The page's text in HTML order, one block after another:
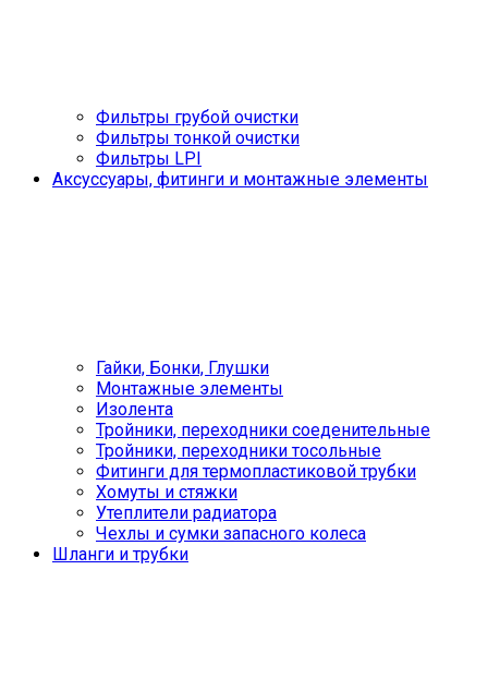
Фильтры грубой очистки
Фильтры тонкой очистки
Фильтры LPI
Аксуссуары, фитинги и монтажные элементы
Гайки, Бонки, Глушки
Монтажные элементы
Изолента
Тройники, переходники соеденительные
Тройники, переходники тосольные
Фитинги для термопластиковой трубки
Хомуты и стяжки
Утеплители радиатора
Чехлы и сумки запасного колеса
Шланги и трубки